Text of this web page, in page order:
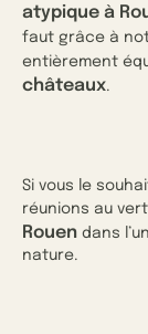
atypique à
faut grâce à
entièrement
châteaux.
Si vous le
réunions au
Rouen dans
nature.